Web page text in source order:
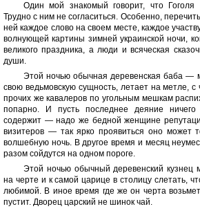
Один мой знакомый говорит, что
Трудно с ним не согласиться. Особенно,
ней каждое слово на своем месте, каждое
волнующей картины зимней украинской ночи,
великого праздника, а люди и всяческая
души.
Этой ночью обычная деревенская баба —
свою ведьмовскую сущность, летает на метле,
прочих же кавалеров по угольным мешкам
попарно. И пусть последнее деяние ничего
содержит — надо же бедной женщине
визитеров — так ярко проявиться оно может
волшебную ночь. В другое время и месяц
разом сойдутся на одном пороге.
Этой ночью обычный деревенский кузнец
на черте и к самой царице в столицу слетать,
любимой. В иное время где же он черта
пустит. Дворец царский не шинок чай.